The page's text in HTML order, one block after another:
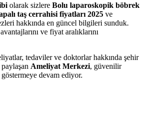
olarak sizlere Bolu laparoskopik böbrek
taş cerrahisi fiyatları 2025 ve
hakkında en güncel bilgileri sunduk.
ve fiyat aralıklarını
tedaviler ve doktorlar hakkında şehir
Ameliyat Merkezi, güvenilir
devam ediyor.